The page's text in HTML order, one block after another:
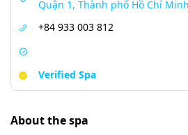
Quận 1, Thành phố Hồ Chí
+84 933 003 812
Verified Spa
About the spa